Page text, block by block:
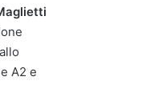
A2 e